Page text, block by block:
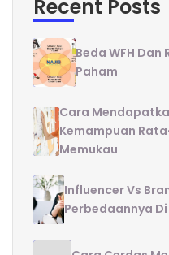
Recent Posts
Beda WFH
Paham
Cara
Kemampuan
Memukau
Influencer Vs
Perbedaannya